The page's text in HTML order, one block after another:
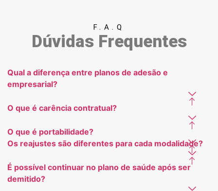
F.A.Q
Dúvidas Frequentes
Qual a diferença entre planos de adesão e
empresarial?
O que é carência contratual?
O que é portabilidade?
Os reajustes são diferentes para cada modalidade?
É possível continuar no plano de saúde após ser
demitido?